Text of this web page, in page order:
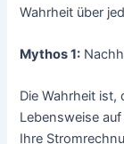
Wahrheit über
Mythos 1:
Die Wahrheit
Lebensweise
Ihre